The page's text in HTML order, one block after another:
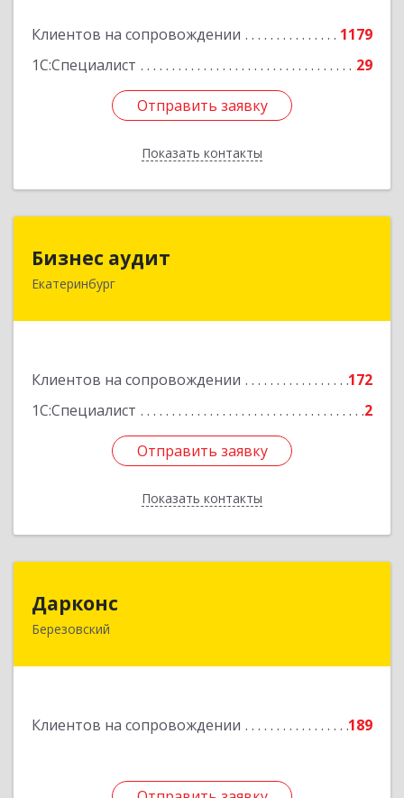
Клиентов на сопровождении
1179
1С:Специалист
29
Отправить заявку
Показать контакты
Отправить заявку
Назад
Бизнес аудит
Екатеринбург
Клиентов на сопровождении
172
1С:Специалист
2
Отправить заявку
Показать контакты
620062, Свердловская обл, Екатеринбург г,
Отправить заявку
Назад
Дарконс
Березовский
Клиентов на сопровождении 189
623700, Свердловская обл, Березовский г,